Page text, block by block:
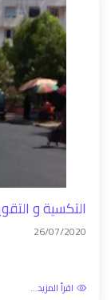
التكسية و التقوية برسم
26/07/2020
اقرأ المزيد...